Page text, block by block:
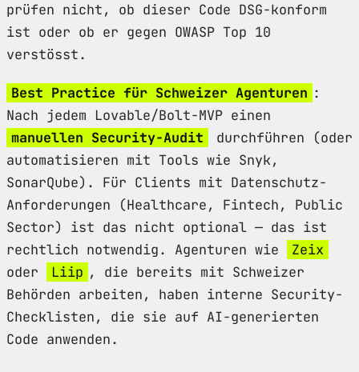
prüfen nicht, ob dieser Code DSG-konform
ist oder ob er gegen OWASP Top 10
verstösst.
Best Practice für Schweizer Agenturen :
Nach jedem Lovable/Bolt-MVP einen
manuellen Security-Audit
durchführen (oder
automatisieren mit Tools wie Snyk,
SonarQube). Für Clients mit Datenschutz-
Anforderungen (Healthcare, Fintech, Public
Sector) ist das nicht optional — das ist
rechtlich notwendig. Agenturen wie
Zeix
oder
Liip , die bereits mit Schweizer
Behörden arbeiten, haben interne Security-
Checklisten, die sie auf AI-generierten
Code anwenden.